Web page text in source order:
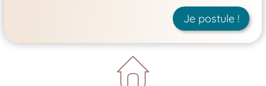
Je postule !